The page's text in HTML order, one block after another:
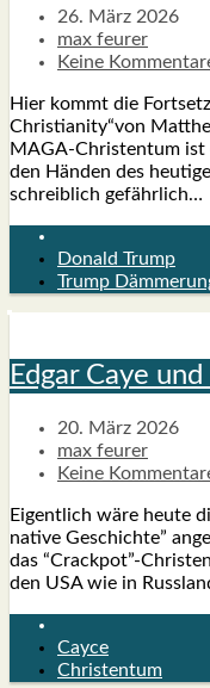
26. März 2026
max feurer
Keine
Hier kommt die
Christianity“von
MAGA-Chris­­ten­­tum ist
den Hän­den des
schreib­lich gefähr­lich…
Donald Trump
Trump
Edgar Caye
20. März 2026
max feurer
Keine
Eigent­lich wäre heu­te
na­ti­ve Geschich­te”
das “Crackpot”-
den USA wie in
Cayce
Christentum